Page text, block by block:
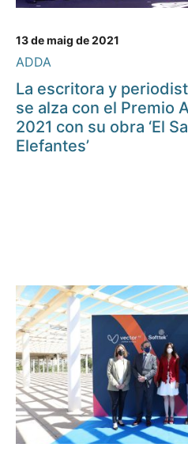
13 de maig de 2021
ADDA
La escritora y
se alza con el Premio
2021 con su obra ‘El
Elefantes’